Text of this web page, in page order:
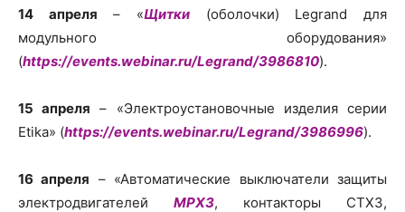
14 апреля – «Щитки (оболочки) Legrand для
модульного оборудования»
(https://events.webinar.ru/Legrand/3986810).
15 апреля – «Электроустановочные изделия серии
Etika» (https://events.webinar.ru/Legrand/3986996).
16 апреля – «Автоматические выключатели защиты
электродвигателей MPX3, контакторы CTX3,